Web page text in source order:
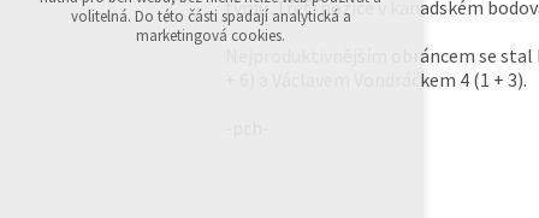
týmu. Třetí pozice v kanadském
Nejproduktivnějším obráncem se
+ 6) a Václavem Vondráčkem 4 (1 + 3).
Odmítnout vše
volitelná. Do této části spadají analytická a
marketingová cookies.